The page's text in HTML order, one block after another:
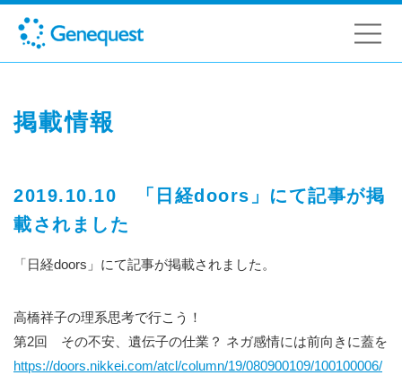
掲載情報
2019.10.10 「日経doors」にて記事が掲
載されました
「日経doors」にて記事が掲載されました。
高橋祥子の理系思考で行こう！
第2回 その不安、遺伝子の仕業？ ネガ感情には前向きに蓋を
https://doors.nikkei.com/atcl/column/19/080900109/100100006/